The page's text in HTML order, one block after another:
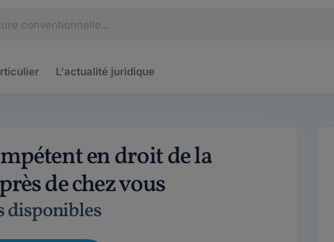
L'actualité juridique
en droit de la
de chez vous
disponibles